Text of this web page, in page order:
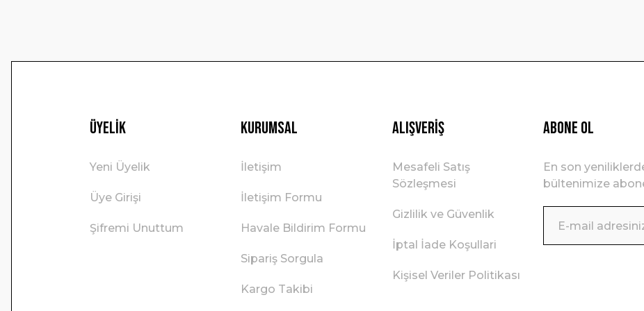
Üyelik
Yeni Üyelik
Üye Girişi
Şifremi Unuttum
Kurumsal
İletişim
İletişim Formu
Havale Bildirim Formu
Sipariş Sorgula
Kargo Takibi
Alışveriş
Mesafeli Satış
Sözleşmesi
Gizlilik ve Güvenlik
İptal İade Koşullari
Kişisel Veriler Politikası
ABONE OL
En son
bültenimize